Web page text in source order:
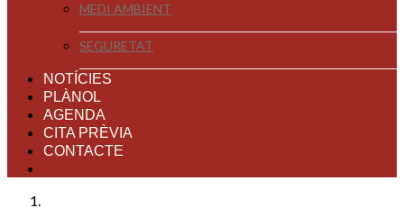
MEDI AMBIENT
SEGURETAT
NOTÍCIES
PLÀNOL
AGENDA
CITA PRÈVIA
CONTACTE